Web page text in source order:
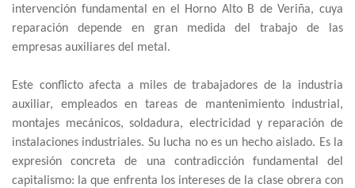
intervención fundamental en el Horno Alto B de Veriña, cuya
reparación depende en gran medida del trabajo de las
empresas auxiliares del metal.
Este conflicto afecta a miles de trabajadores de la industria
auxiliar, empleados en tareas de mantenimiento industrial,
montajes mecánicos, soldadura, electricidad y reparación de
instalaciones industriales. Su lucha no es un hecho aislado. Es la
expresión concreta de una contradicción fundamental del
capitalismo: la que enfrenta los intereses de la clase obrera con